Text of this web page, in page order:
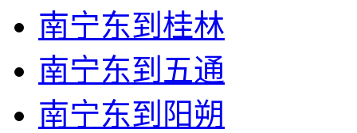
南宁东到桂林
南宁东到五通
南宁东到阳朔